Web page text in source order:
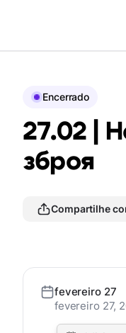
Encerrado
27.02 |
зброя
Compartilhe
fevereiro 27
fevereiro 27,